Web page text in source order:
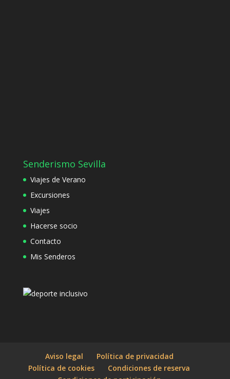
Senderismo Sevilla
Viajes de Verano
Excursiones
Viajes
Hacerse socio
Contacto
Mis Senderos
Aviso legal
Política de privacidad
Política de cookies
Condiciones de reserva